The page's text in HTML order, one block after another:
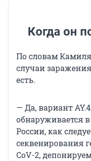
Когда он
По словам
случаи
есть.
— Да, вариант
обнаруживается
России, как
секвенирования
CoV-2,